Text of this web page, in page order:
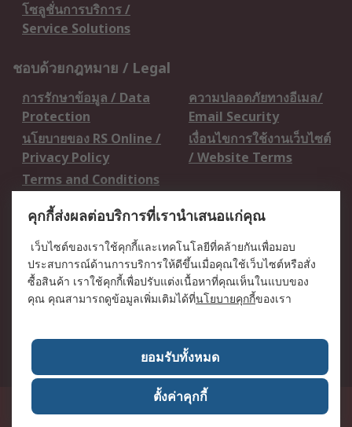
โซลูชั่นการบริการ /
Service Solutions
ชอบด้วยกฎหมาย / Legal
การรักษาข้อมูล / Data
Protection
ความปลอดภัยทางอีเมล/
Email Security
นโยบายของ RS Online /
Privacy Policy
เงื่อนไขการใช้งานเว็บไซต์
/ Website Terms
Terms and Conditions
เกี่ยวกับ RS / About RS
RS ทั่วโลก / RS
Worldwide
ข่าวประชาสัมพันธ์ / Press
Centre
บริษัทในเครือ RS /
วิธีการชำระเงิน /
เกี่ยวกับ RS / About RS
อาชีพที่ RS / Careers
50 GMM Grammy Place, 19th Floor, Unit 1901-1904, Sukhumvit 21 Road
(Asoke), Klongtoey Nua, Wattana, Bangkok, Thailand 10110RS
คุกกี้ส่งผลต่อบริการที่เรานำเสนอแก่คุณ
เว็บไซต์ของเราใช้คุกกี้และเทคโนโลยีที่คล้ายกันเพื่อมอบ
ประสบการณ์ด้านการบริการให้ดีขึ้นเมื่อคุณใช้เว็บไซต์หรือสั่ง
ซื้อสินค้า เราใช้คุกกี้เพื่อปรับแต่งเนื้อหาที่คุณเห็นในแบบของ
คุณ คุณสามารถดูข้อมูลเพิ่มเติมได้ที่นโยบายคุกกี้ของเรา
ยอมรับทั้งหมด
ตั้งค่าคุกกี้